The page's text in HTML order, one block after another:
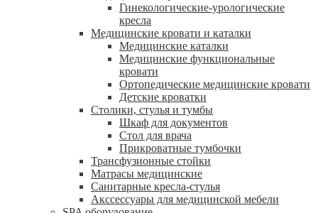
Гинекологические-урологические
кресла
Медицинские кровати и каталки
Медицинские каталки
Медицинские функциональные
кровати
Ортопедические медицинские кровати
Детские кроватки
Столики, стулья и тумбы
Шкаф для документов
Стол для врача
Прикроватные тумбочки
Трансфузионные стойки
Матрасы медицинские
Санитарные кресла-стулья
Акссессуары для медицинской мебели